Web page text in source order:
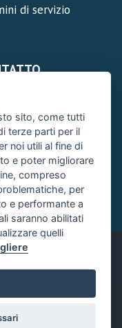
di servizio
Area Ticket
Add-ons
sito, come tutti
terze parti per il
noi utili al fine di
e poter migliorare
compreso
per
e performante a
saranno abilitati
quelli